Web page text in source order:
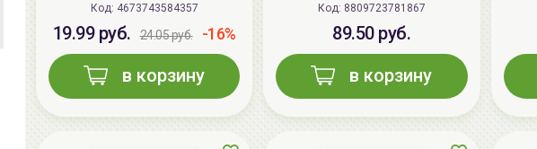
Код: 4673743584357
19.99 руб. 24.05 руб. -16%
в корзину
Код: 8809723781867
89.50 руб.
в корзину